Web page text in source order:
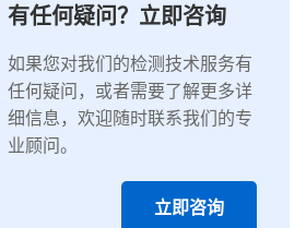
有任何疑问？立即咨询
如果您对我们的检测技术服务有
任何疑问，或者需要了解更多详
细信息，欢迎随时联系我们的专
业顾问。
立即咨询